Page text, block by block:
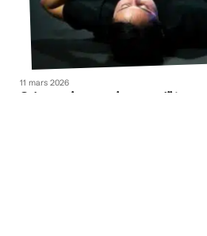
11 mars 2026
Gainage : les muscles travaillés